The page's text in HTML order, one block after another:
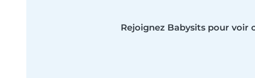
Rejoignez Babysits pour voir